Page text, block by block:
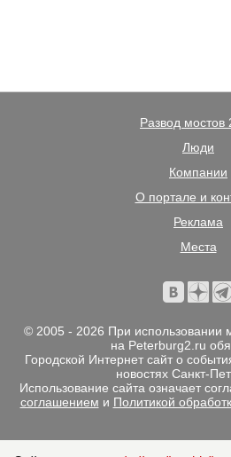
Развод мостов
Люди
Компании
О портале и
Реклама
Места
© 2005 - 2026 При использовании
на Peterburg2.ru
Городской Интернет сайт о
новостях Санкт-
Использование сайта означает
соглашением и Политикой